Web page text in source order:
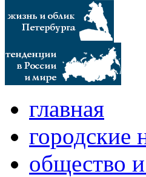
главная
городские
общество